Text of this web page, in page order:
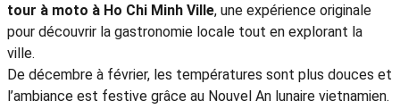
immersion totale dans le sud, entre villes, marchés flottants,
îles et plages, un séjour de7 jours au delta Mekongà10 jours
dans le Sud du Vietnam
proposés par AUTOUR ASIA.
Beatrice 5.0 Excellent